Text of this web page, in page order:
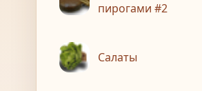
пирогами #2
Салаты